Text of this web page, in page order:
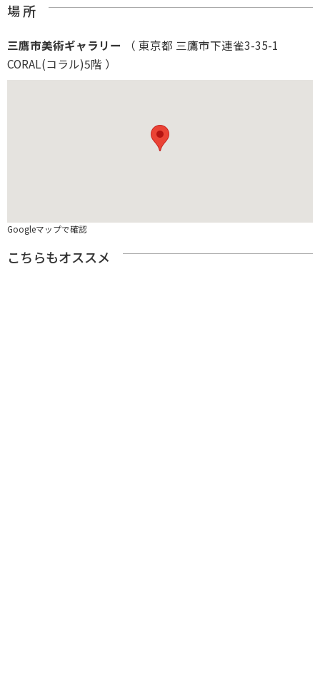
場 所
三鷹市美術ギャラリー （ 東京都 三鷹市下連雀3-35-1
CORAL(コラル)5階 ）
Googleマップで確認
こちらもオススメ